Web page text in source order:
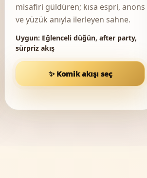
misafiri güldüren; kısa espri, anons
ve yüzük anıyla ilerleyen sahne.
Uygun: Eğlenceli düğün, after party,
sürpriz akış
✨ Komik akışı seç